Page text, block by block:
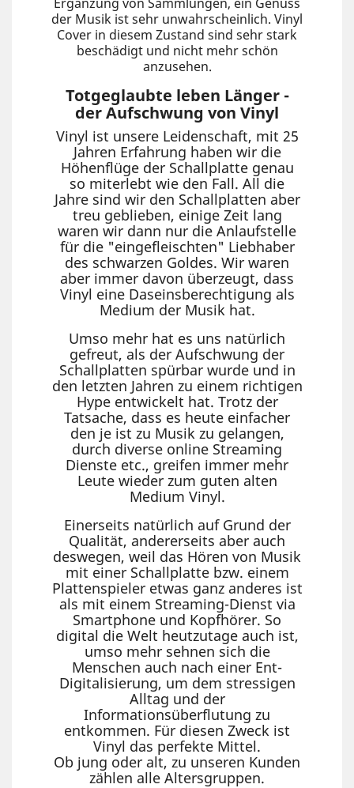
der Musik ist sehr unwahrscheinlich. Vinyl
Cover in diesem Zustand sind sehr stark
beschädigt und nicht mehr schön
anzusehen.
Totgeglaubte leben Länger -
der Aufschwung von Vinyl
Vinyl ist unsere Leidenschaft, mit 25
Jahren Erfahrung haben wir die
Höhenflüge der Schallplatte genau
so miterlebt wie den Fall. All die
Jahre sind wir den Schallplatten aber
treu geblieben, einige Zeit lang
waren wir dann nur die Anlaufstelle
für die "eingefleischten" Liebhaber
des schwarzen Goldes. Wir waren
aber immer davon überzeugt, dass
Vinyl eine Daseinsberechtigung als
Medium der Musik hat.
Umso mehr hat es uns natürlich
gefreut, als der Aufschwung der
Schallplatten spürbar wurde und in
den letzten Jahren zu einem richtigen
Hype entwickelt hat. Trotz der
Tatsache, dass es heute einfacher
den je ist zu Musik zu gelangen,
durch diverse online Streaming
Dienste etc., greifen immer mehr
Leute wieder zum guten alten
Medium Vinyl.
Einerseits natürlich auf Grund der
Qualität, andererseits aber auch
deswegen, weil das Hören von Musik
mit einer Schallplatte bzw. einem
Plattenspieler etwas ganz anderes ist
als mit einem Streaming-Dienst via
Smartphone und Kopfhörer. So
digital die Welt heutzutage auch ist,
umso mehr sehnen sich die
Menschen auch nach einer Ent-
Digitalisierung, um dem stressigen
Alltag und der
Informationsüberflutung zu
entkommen. Für diesen Zweck ist
Vinyl das perfekte Mittel.
Ob jung oder alt, zu unseren Kunden
zählen alle Altersgruppen.